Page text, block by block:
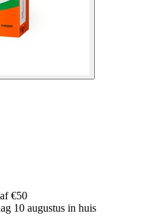
€50
10 augustus in huis